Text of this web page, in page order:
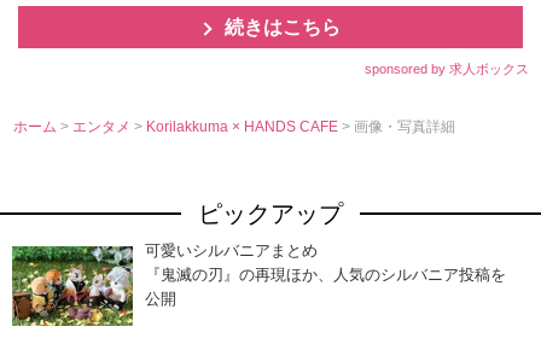
続きはこちら
sponsored by 求人ボックス
ホーム > エンタメ> Korilakkuma × HANDS CAFE> 画像・写真詳細
ピックアップ
可愛いシルバニアまとめ
『鬼滅の刃』の再現ほか、人気のシルバニア投稿を
公開